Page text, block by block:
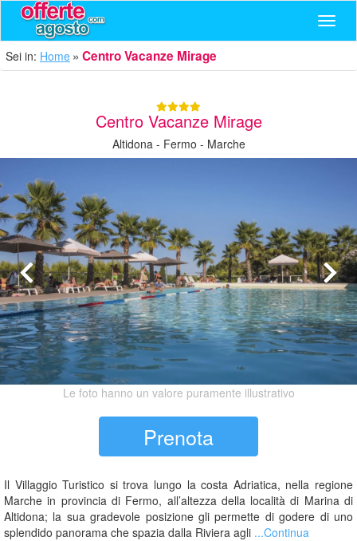
Sei in: Home Centro Vacanze Mirage
Centro Vacanze Mirage
Altidona - Fermo - Marche
Le foto hanno un valore puramente illustrativo
Prenota
Il Villaggio Turistico si trova lungo la costa Adriatica, nella regione
Marche in provincia di Fermo, all’altezza della località di Marina di
Altidona; la sua gradevole posizione gli permette di godere di uno
splendido panorama che spazia dalla Riviera agli ...Continua